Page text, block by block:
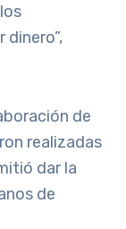
dinero”,
de
realizadas
dar la
de